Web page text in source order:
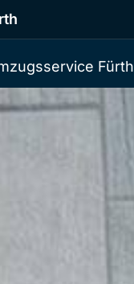
Fürth